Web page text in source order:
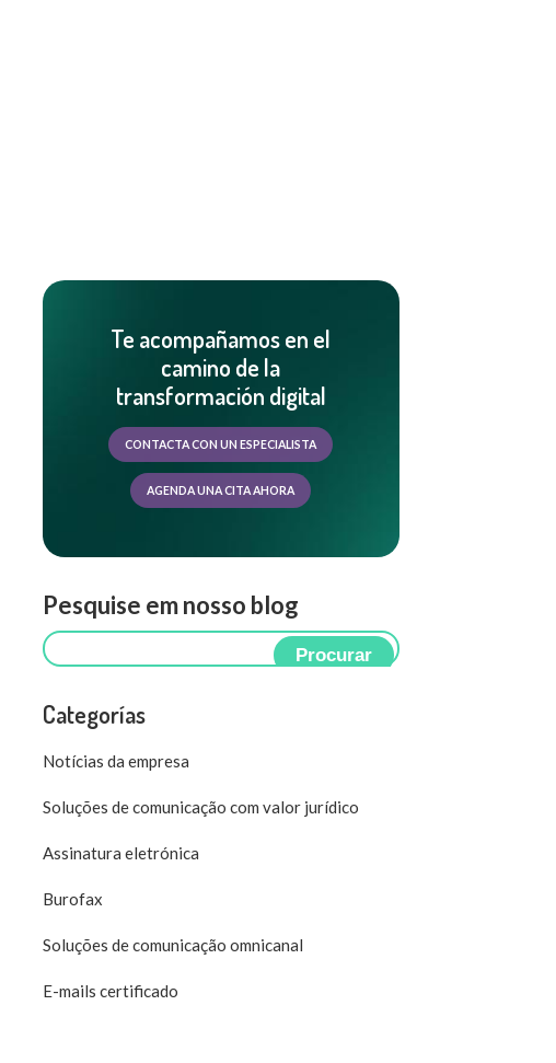
Te acompañamos en el
camino de la
transformación digital
CONTACTA CON UN ESPECIALISTA
AGENDA UNA CITA AHORA
Pesquise em nosso blog
Procurar
Categorías
Notícias da empresa
Soluções de comunicação com valor jurídico
Assinatura eletrónica
Burofax
Soluções de comunicação omnicanal
E-mails certificado